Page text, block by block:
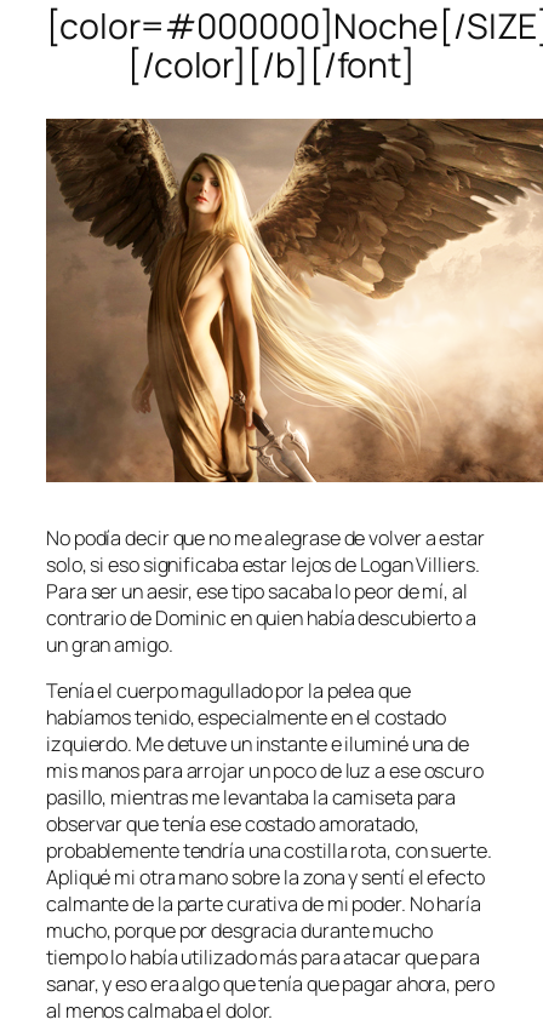
[color=#000000]Noche[/
[/color][/b][/font]
No podía decir que no me alegrase de volver a estar
solo, si eso significaba estar lejos de Logan Villiers.
Para ser un aesir, ese tipo sacaba lo peor de mí, al
contrario de Dominic en quien había descubierto a
un gran amigo.
Tenía el cuerpo magullado por la pelea que
habíamos tenido, especialmente en el costado
izquierdo. Me detuve un instante e iluminé una de
mis manos para arrojar un poco de luz a ese oscuro
pasillo, mientras me levantaba la camiseta para
observar que tenía ese costado amoratado,
probablemente tendría una costilla rota, con suerte.
Apliqué mi otra mano sobre la zona y sentí el efecto
calmante de la parte curativa de mi poder. No haría
mucho, porque por desgracia durante mucho
tiempo lo había utilizado más para atacar que para
sanar, y eso era algo que tenía que pagar ahora, pero
al menos calmaba el dolor.